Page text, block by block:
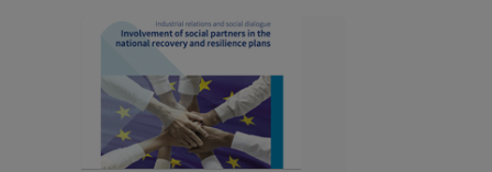
política social.